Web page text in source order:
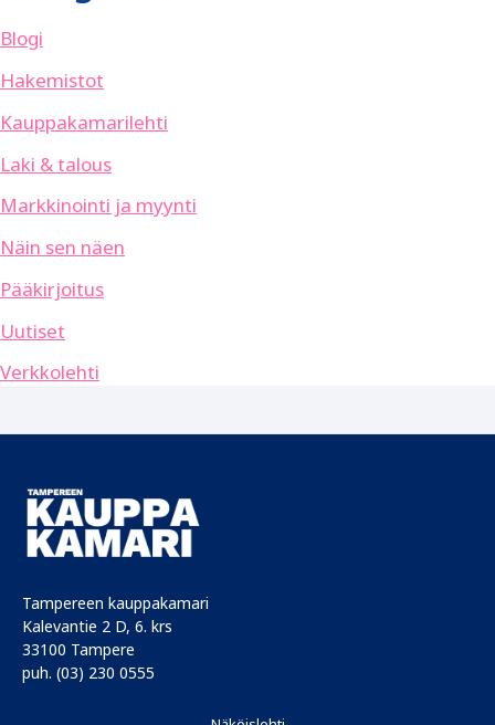
Blogi
Hakemistot
Kauppakamarilehti
Laki & talous
Markkinointi ja myynti
Näin sen näen
Pääkirjoitus
Uutiset
Verkkolehti
Tampereen kauppakamari
Kalevantie 2 D, 6. krs
33100 Tampere
puh. (03) 230 0555